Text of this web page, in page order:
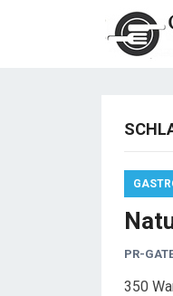
PR-
350